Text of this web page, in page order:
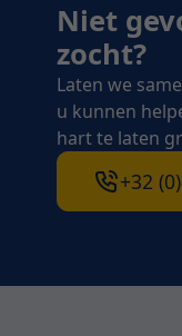
Niet
zocht?
Laten we
u kunnen
hart te laten
+32